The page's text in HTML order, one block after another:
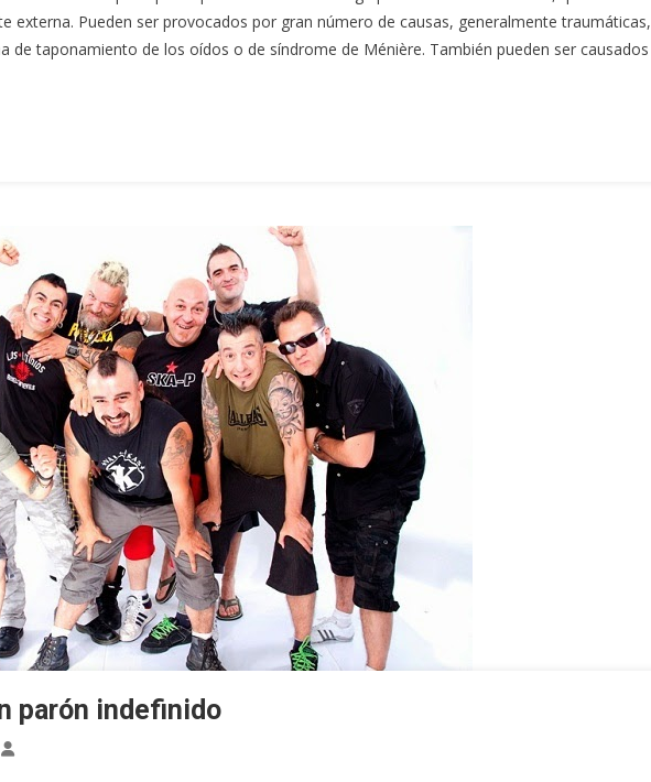
externa. Pueden ser provocados por gran número de causas, generalmente traumáticas,
de taponamiento de los oídos o de síndrome de Ménière. También pueden ser causados
parón indefinido